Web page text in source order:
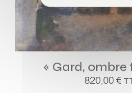
« Gard, ombre
820,00 €